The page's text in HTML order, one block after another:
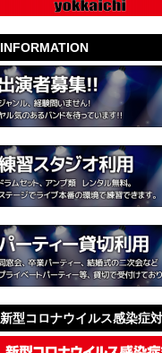
INFORMATION
新型コロナウイルス感染症
力お願いします。